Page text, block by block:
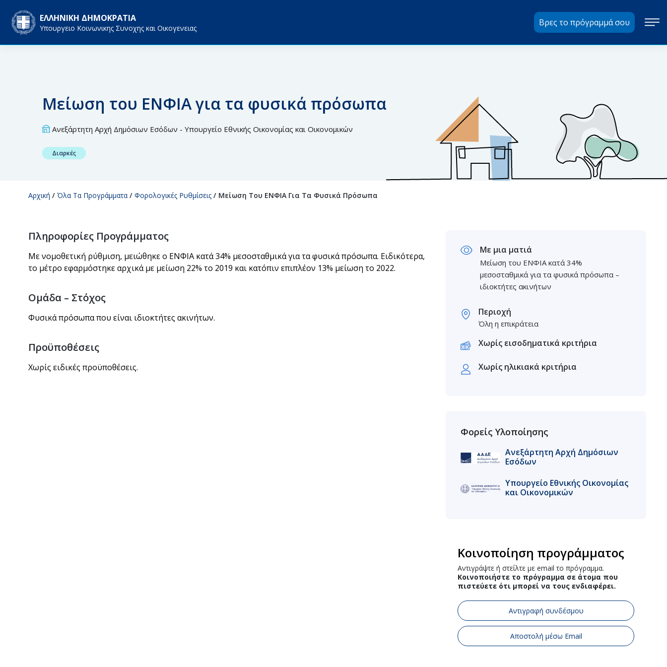
ΕΛΛΗΝΙΚΗ ΔΗΜΟΚΡΑΤΙΑ
Υπουργειο Κοινωνικης Συνοχης και Οικογενειας Βρες το πρόγραμμά σου
Μείωση του ΕΝΦΙΑ για τα φυσικά πρόσωπα
Ανεξάρτητη Αρχή Δημόσιων Εσόδων - Υπουργείο Εθνικής Οικονομίας και Οικoνομικών
Διαρκές
Αρχική / Όλα Τα Προγράμματα / Φορολογικές Ρυθμίσεις / Μείωση Του ΕΝΦΙΑ Για Τα Φυσικά Πρόσωπα
Πληροφορίες Προγράμματος
Με νομοθετική ρύθμιση, μειώθηκε ο ΕΝΦΙΑ κατά 34% μεσοσταθμικά για τα φυσικά πρόσωπα. Ειδικότερα,
το μέτρο εφαρμόστηκε αρχικά με μείωση 22% το 2019 και κατόπιν επιπλέον 13% μείωση το 2022.
Ομάδα – Στόχος
Φυσικά πρόσωπα που είναι ιδιοκτήτες ακινήτων.
Προϋποθέσεις
Χωρίς ειδικές προϋποθέσεις.
Με μια ματιά
Μείωση του ΕΝΦΙΑ κατά 34%
μεσοσταθμικά για τα φυσικά πρόσωπα –
ιδιοκτήτες ακινήτων
Περιοχή
Όλη η επικράτεια
Χωρίς εισοδηματικά κριτήρια
Χωρίς ηλικιακά κριτήρια
Φορείς Υλοποίησης
Ανεξάρτητη Αρχή Δημόσιων
Εσόδων
Υπουργείο Εθνικής Οικονομίας
και Οικoνομικών
Κοινοποίηση προγράμματος
Αντιγράψτε ή στείλτε με email το πρόγραμμα.
Κοινοποιήστε το πρόγραμμα σε άτομα που
πιστεύετε ότι μπορεί να τους ενδιαφέρει.
Αντιγραφή συνδέσμου
Αποστολή μέσω Email